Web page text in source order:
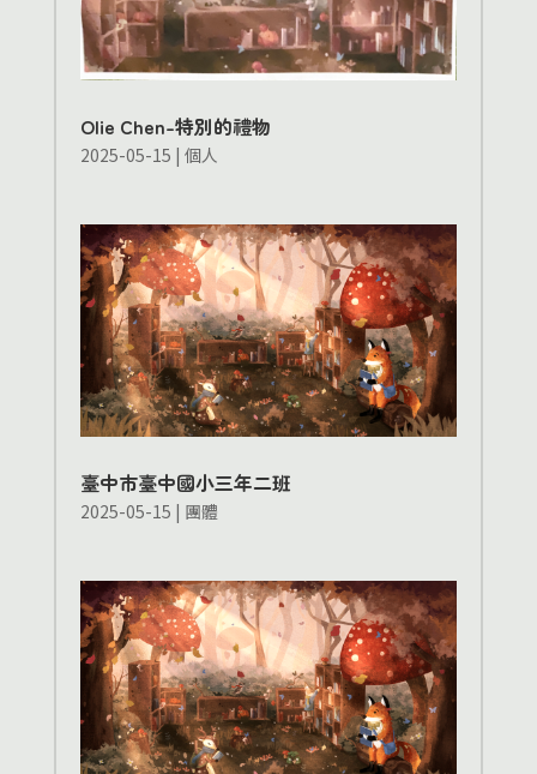
Olie Chen-特別的禮物
2025-05-15 | 個人
臺中市臺中國小三年二班
2025-05-15 | 團體